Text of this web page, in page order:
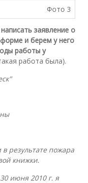
заявление о
и берем у него
работы у
работа была).
в результате пожара
книжки.
июня 2010 г. я